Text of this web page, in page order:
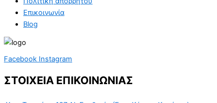
Επικοινωνία
Blog
Facebook Instagram
ΣΤΟΙΧΕΙΑ ΕΠΙΚΟΙΝΩΝΙΑΣ